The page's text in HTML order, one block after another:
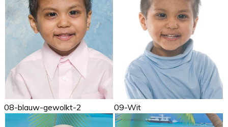
08-blauw-gewolkt-2 09-Wit